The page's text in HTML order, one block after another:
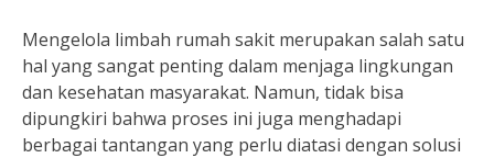
Mengelola limbah rumah sakit merupakan salah satu
hal yang sangat penting dalam menjaga lingkungan
dan kesehatan masyarakat. Namun, tidak bisa
dipungkiri bahwa proses ini juga menghadapi
berbagai tantangan yang perlu diatasi dengan solusi